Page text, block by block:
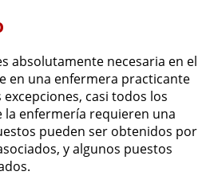
absolutamente necesaria en el
en una enfermera practicante
casi todos los
la enfermería requieren una
pueden ser obtenidos por
y algunos puestos